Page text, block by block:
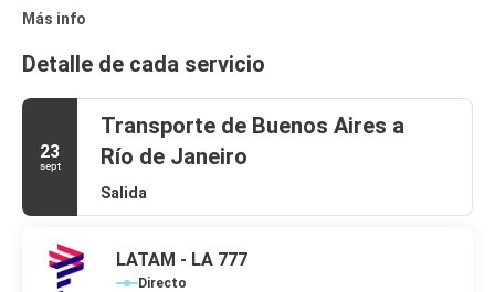
Más info
Detalle de cada servicio
23
sept
Transporte de Buenos Aires a
Río de Janeiro
Salida
LATAM - LA 777
Directo